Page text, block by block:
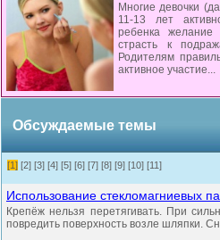
Многие девочки
11-13 лет
ребенка
страсть к
Родителям
активное участие...
Обсуждаемые темы
[1] [2] [3] [4] [5] [6] [7] [8] [9] [10] [11]
Использование стекломагниевых
Крепёж нельзя перетягивать. При
повредить поверхность возле шляпки.